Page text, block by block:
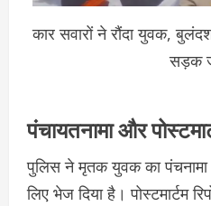
कार सवारों ने रौंदा युवक,
सड़क
पंचायतनामा और
पुलिस ने मृतक युवक का पंचनामा
लिए भेज दिया है। पोस्टमार्टम